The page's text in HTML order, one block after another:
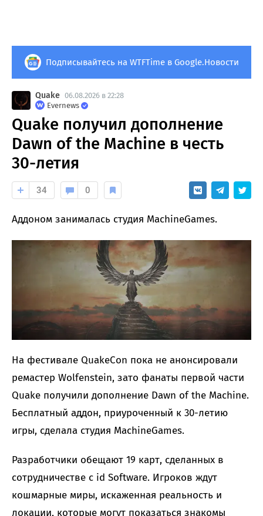
Подписывайтесь на WTFTime в Google.Новости
Quake 06.08.2026 в 22:28
Evernews
Quake получил дополнение
Dawn of the Machine в честь
30-летия
34 0
Аддоном занималась студия MachineGames.
На фестивале QuakeCon пока не анонсировали
ремастер Wolfenstein, зато фанаты первой части
Quake получили дополнение Dawn of the Machine.
Бесплатный аддон, приуроченный к 30-летию
игры, сделала студия MachineGames.
Разработчики обещают 19 карт, сделанных в
сотрудничестве с id Software. Игроков ждут
кошмарные миры, искаженная реальность и
локации, которые могут показаться знакомы